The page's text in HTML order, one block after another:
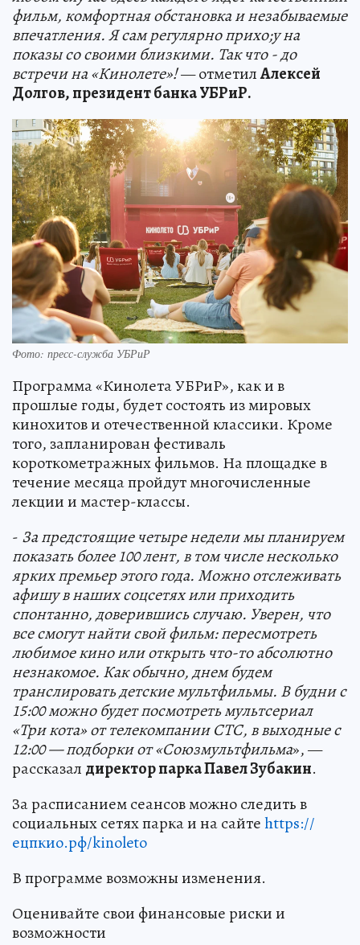
фильм, комфортная обстановка и незабываемые
впечатления. Я сам регулярно прихо;у на
показы со своими близкими. Так что - до
встречи на «Кинолете»!— отметилАлексей
Долгов, президент банка УБРиР.
Фото: пресс-служба УБРиР
Программа «Кинолета УБРиР», как и в
прошлые годы, будет состоять из мировых
кинохитов и отечественной классики. Кроме
того, запланирован фестиваль
короткометражных фильмов. На площадке в
течение месяца пройдут многочисленные
лекции и мастер-классы.
- За предстоящие четыре недели мы планируем
показать более 100 лент, в том числе несколько
ярких премьер этого года. Можно отслеживать
афишу в наших соцсетях или приходить
спонтанно, доверившись случаю. Уверен, что
все смогут найти свой фильм: пересмотреть
любимое кино или открыть что-то абсолютно
незнакомое. Как обычно, днем будем
транслировать детские мультфильмы. В будни с
15:00можно будет посмотретьмультсериал
«Три кота» от телекомпании СТС, в выходные с
12:00—подборки от «Союзмультфильма», —
рассказал директор парка Павел Зубакин.
За расписанием сеансов можно следить в
социальных сетях парка и на сайтеhttps://
ецпкио.рф/kinoleto
В программе возможны изменения.
Оценивайте свои финансовые риски и
возможности